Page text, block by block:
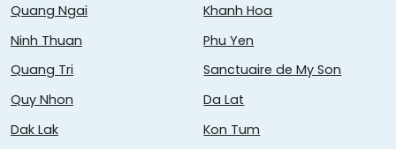
Quang Ngai
Khanh Hoa
Ninh Thuan
Phu Yen
Quang Tri
Sanctuaire de My Son
Quy Nhon
Da Lat
Dak Lak
Kon Tum